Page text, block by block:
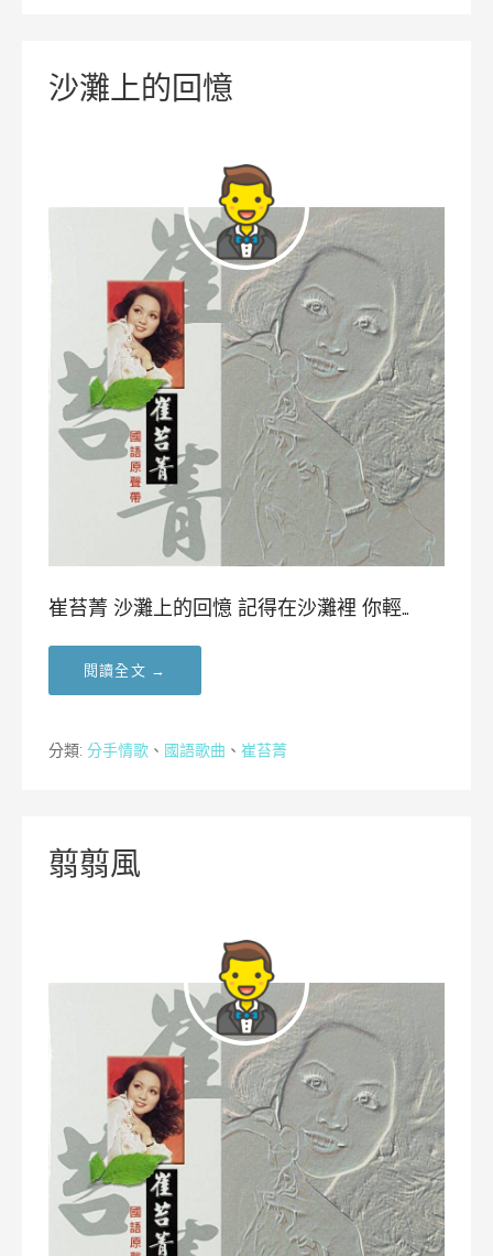
沙灘上的回憶
崔苔菁 沙灘上的回憶 記得在沙灘裡 你輕…
閱讀全文 →
分類: 分手情歌 、 國語歌曲 、 崔苔菁
翦翦風